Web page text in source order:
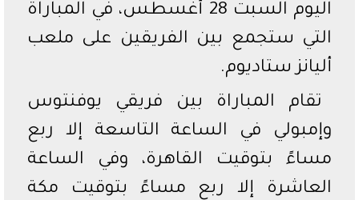
اليوم السبت 28 أغسطس، في المباراة
التي ستجمع بين الفريقين على ملعب
أليانز ستاديوم.
تقام المباراة بين فريقي يوفنتوس
وإمبولي في الساعة التاسعة إلا ربع
مساءً بتوقيت القاهرة، وفي الساعة
العاشرة إلا ربع مساءً بتوقيت مكة